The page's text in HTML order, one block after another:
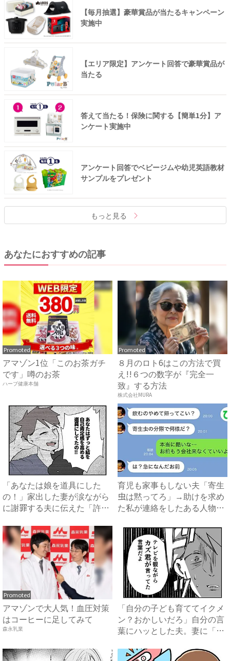
【毎月抽選】豪華賞品が当たるキャンペーン
実施中
【エリア限定】アンケート回答で豪華賞品が
当たる
答えて当たる！保険に関する【簡単1分】ア
ンケート実施中
アンケート回答でベビージムや幼児英語教材
サンプルをプレゼント
もっと見る
あなたにおすすめの記事
Promoted
アマゾン1位「このお茶ガチ
です」噂のお茶
ハーブ健康本舗
Promoted
８月のロト6はこの方法で買
え!!６つの数字が『完全一
致』する方法
株式会社MURA
「あなたは娘を道具にした
の！」家出した妻が涙ながら
に謝罪する夫に伝えた「許せ
育児も家事もしない夫「寄生
虫は黙ってろ」→助けを求め
た私が連絡をしたある人物と
Promoted
アマゾンで大人気！血圧対策
はコーヒーに足してみて
森永乳業
「自分の子ども育ててイクメ
ン？おかしいだろ」自分の言
葉にハッとした夫。妻に「違